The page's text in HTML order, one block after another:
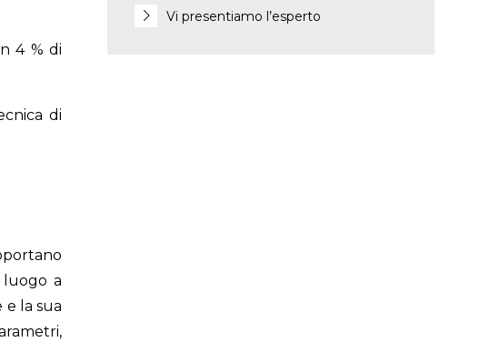
4 % di
di
luogo a
la sua
Vi presentiamo l’esperto